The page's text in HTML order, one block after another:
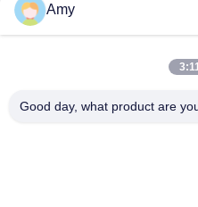
De
de
Amy
Good day, what product are